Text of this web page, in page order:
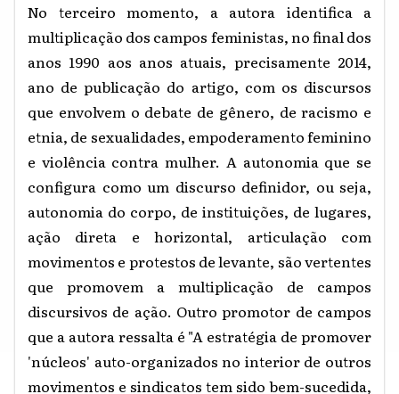
No terceiro momento, a autora identifica a
multiplicação dos campos feministas, no final dos
anos 1990 aos anos atuais, precisamente 2014,
ano de publicação do artigo, com os discursos
que envolvem o debate de gênero, de racismo e
etnia, de sexualidades, empoderamento feminino
e violência contra mulher. A autonomia que se
configura como um discurso definidor, ou seja,
autonomia do corpo, de instituições, de lugares,
ação direta e horizontal, articulação com
movimentos e protestos de levante, são vertentes
que promovem a multiplicação de campos
discursivos de ação. Outro promotor de campos
que a autora ressalta é "A estratégia de promover
'núcleos' auto-organizados no interior de outros
movimentos e sindicatos tem sido bem-sucedida,